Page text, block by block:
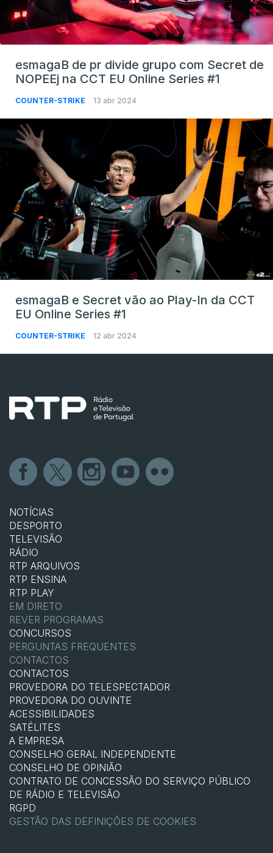
esmagaB de pr divide grupo com Secret de
NOPEEj na CCT EU Online Series #1
COUNTER-STRIKE 13 abr 2024
esmagaB e Secret vão ao Play-In da CCT
EU Online Series #1
COUNTER-STRIKE 12 abr 2024
NOTÍCIAS
DESPORTO
TELEVISÃO
RÁDIO
RTP ARQUIVOS
RTP ENSINA
RTP PLAY
EM DIRETO
REVER PROGRAMAS
CONCURSOS
PERGUNTAS FREQUENTES
CONTACTOS
CONTACTOS
PROVEDORA DO TELESPECTADOR
PROVEDORA DO OUVINTE
ACESSIBILIDADES
SATÉLITES
A EMPRESA
CONSELHO GERAL INDEPENDENTE
CONSELHO DE OPINIÃO
CONTRATO DE CONCESSÃO DO SERVIÇO PÚBLICO
DE RÁDIO E TELEVISÃO
RGPD
GESTÃO DAS DEFINIÇÕES DE COOKIES